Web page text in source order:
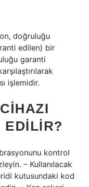
doğruluğu
edilen) bir
garanti
işlemidir.
EDILIR?
kontrol
– Kullanılacak
kutusundaki kod